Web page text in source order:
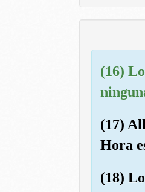
(16)
(17)
Hora
(18)